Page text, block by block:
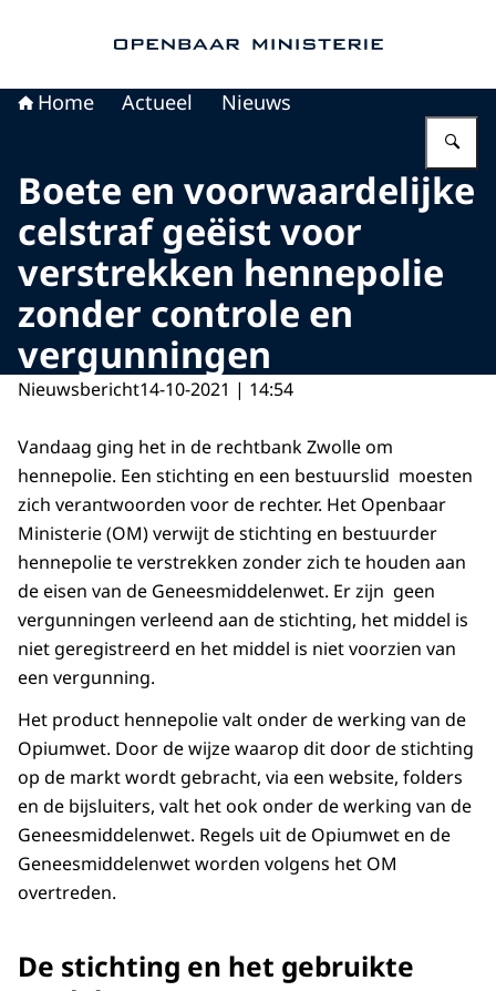
Home Actueel Nieuws
Boete en voorwaardelijke
celstraf geëist voor
verstrekken hennepolie
zonder controle en
vergunningen
Nieuwsbericht14-10-2021 | 14:54
Vandaag ging het in de rechtbank Zwolle om
hennepolie. Een stichting en een bestuurslid moesten
zich verantwoorden voor de rechter. Het Openbaar
Ministerie (OM) verwijt de stichting en bestuurder
hennepolie te verstrekken zonder zich te houden aan
de eisen van de Geneesmiddelenwet. Er zijn geen
vergunningen verleend aan de stichting, het middel is
niet geregistreerd en het middel is niet voorzien van
een vergunning.
Het product hennepolie valt onder de werking van de
Opiumwet. Door de wijze waarop dit door de stichting
op de markt wordt gebracht, via een website, folders
en de bijsluiters, valt het ook onder de werking van de
Geneesmiddelenwet. Regels uit de Opiumwet en de
Geneesmiddelenwet worden volgens het OM
overtreden.
De stichting en het gebruikte